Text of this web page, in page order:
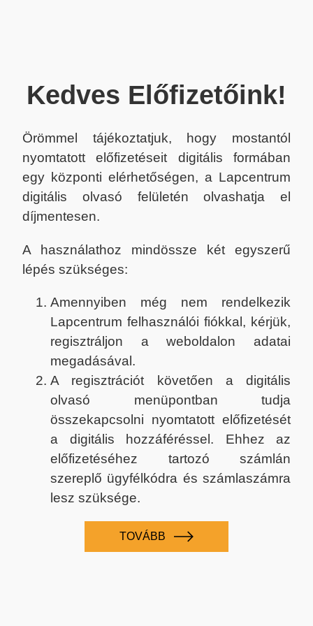
Kedves Előfizetőink!
Örömmel tájékoztatjuk, hogy mostantól
nyomtatott előfizetéseit digitális formában
egy központi elérhetőségen, a Lapcentrum
digitális olvasó felületén olvashatja el
díjmentesen.
A használathoz mindössze két egyszerű
lépés szükséges:
Amennyiben még nem rendelkezik
Lapcentrum felhasználói fiókkal, kérjük,
regisztráljon a weboldalon adatai
megadásával.
A regisztrációt követően a digitális
olvasó menüpontban tudja
összekapcsolni nyomtatott előfizetését
a digitális hozzáféréssel. Ehhez az
előfizetéséhez tartozó számlán
szereplő ügyfélkódra és számlaszámra
lesz szüksége.
TOVÁBB